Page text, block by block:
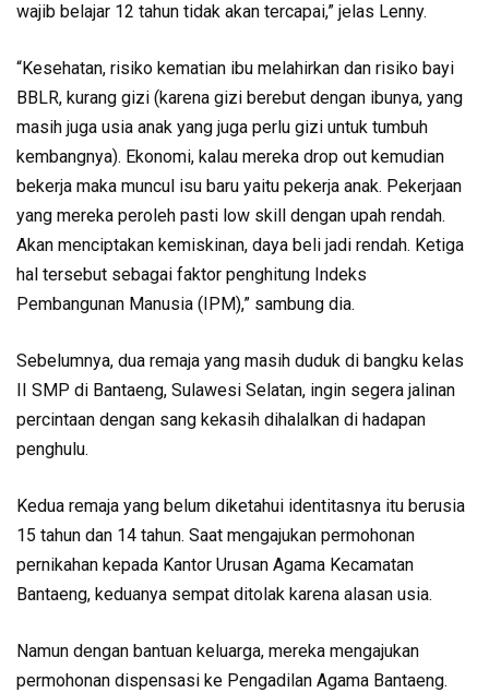
wajib belajar 12 tahun tidak akan tercapai,” jelas Lenny.
“Kesehatan, risiko kematian ibu melahirkan dan risiko bayi
BBLR, kurang gizi (karena gizi berebut dengan ibunya, yang
masih juga usia anak yang juga perlu gizi untuk tumbuh
kembangnya). Ekonomi, kalau mereka drop out kemudian
bekerja maka muncul isu baru yaitu pekerja anak. Pekerjaan
yang mereka peroleh pasti low skill dengan upah rendah.
Akan menciptakan kemiskinan, daya beli jadi rendah. Ketiga
hal tersebut sebagai faktor penghitung Indeks
Pembangunan Manusia (IPM),” sambung dia.
Sebelumnya, dua remaja yang masih duduk di bangku kelas
II SMP di Bantaeng, Sulawesi Selatan, ingin segera jalinan
percintaan dengan sang kekasih dihalalkan di hadapan
penghulu.
Kedua remaja yang belum diketahui identitasnya itu berusia
15 tahun dan 14 tahun. Saat mengajukan permohonan
pernikahan kepada Kantor Urusan Agama Kecamatan
Bantaeng, keduanya sempat ditolak karena alasan usia.
Namun dengan bantuan keluarga, mereka mengajukan
permohonan dispensasi ke Pengadilan Agama Bantaeng.